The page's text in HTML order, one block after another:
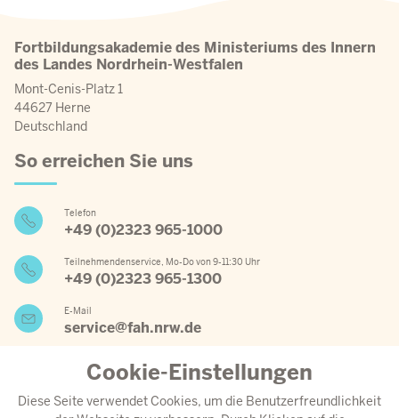
Fortbildungsakademie des Ministeriums des Innern
des Landes Nordrhein-Westfalen
Mont-Cenis-Platz 1
44627 Herne
Deutschland
So erreichen Sie uns
Telefon
+49 (0)2323 965-1000
Teilnehmendenservice, Mo-Do von 9-11:30 Uhr
+49 (0)2323 965-1300
E-Mail
service@fah.nrw.de
Wichtige LinksCookie-Einstellungen
Diese Seite verwendet Cookies, um die Benutzerfreundlichkeit